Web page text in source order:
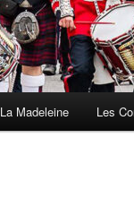
La Madeleine Les